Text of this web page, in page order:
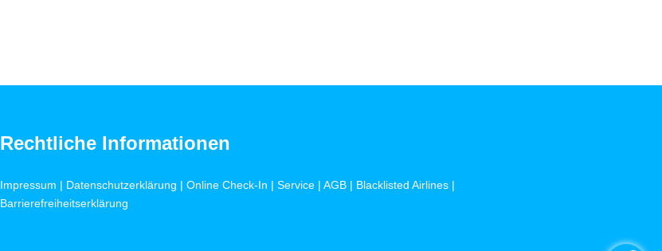
Rechtliche Informationen
Impressum | Datenschutzerklärung | Online Check-In | Service| AGB| Blacklisted Airlines|
Barrierefreiheitserklärung